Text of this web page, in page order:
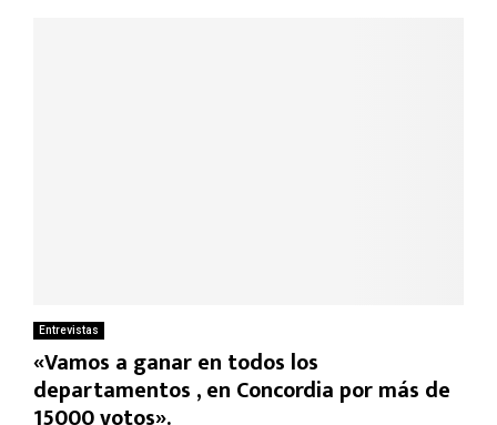
Entrevistas
«Vamos a ganar en todos los
departamentos , en Concordia por más de